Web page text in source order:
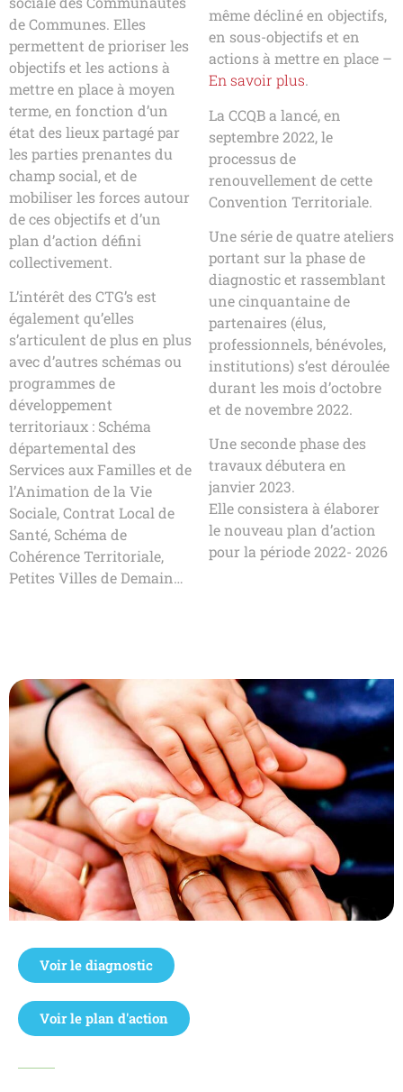
de Communes. Elles
permettent de prioriser les
objectifs et les actions à
mettre en place à moyen
terme, en fonction d’un
état des lieux partagé par
les parties prenantes du
champ social, et de
mobiliser les forces autour
de ces objectifs et d’un
plan d’action défini
collectivement.
L’intérêt des CTG’s est
également qu’elles
s’articulent de plus en plus
avec d’autres schémas ou
programmes de
développement
territoriaux : Schéma
départemental des
Services aux Familles et de
l’Animation de la Vie
Sociale, Contrat Local de
Santé, Schéma de
Cohérence Territoriale,
Petites Villes de Demain…
même décliné en objectifs,
en sous-objectifs et en
actions à mettre en place –
En savoir plus.
La CCQB a lancé, en
septembre 2022, le
processus de
renouvellement de cette
Convention Territoriale.
Une série de quatre ateliers
portant sur la phase de
diagnostic et rassemblant
une cinquantaine de
partenaires (élus,
professionnels, bénévoles,
institutions) s’est déroulée
durant les mois d’octobre
et de novembre 2022.
Une seconde phase des
travaux débutera en
janvier 2023.
Elle consistera à élaborer
le nouveau plan d’action
pour la période 2022- 2026
Voir le diagnostic
Voir le plan d'action